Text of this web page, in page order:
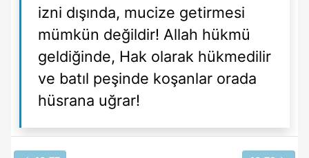
izni dışında, mucize getirmesi
mümkün değildir! Allah hükmü
geldiğinde, Hak olarak hükmedilir
ve batıl peşinde koşanlar orada
hüsrana uğrar!